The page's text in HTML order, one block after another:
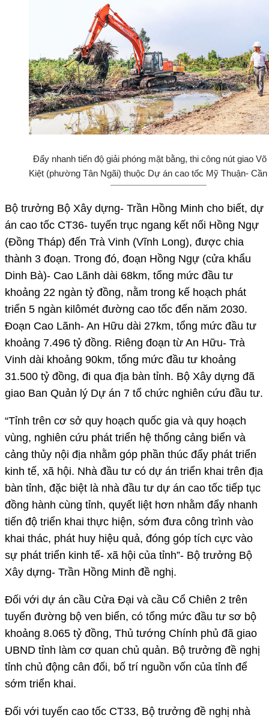
Đẩy nhanh tiến độ giải phóng mặt bằng, thi công nút giao Võ
Kiệt (phường Tân Ngãi) thuộc Dự án cao tốc Mỹ Thuận-
Bộ trưởng Bộ Xây dựng- Trần Hồng Minh cho biết, dự
án cao tốc CT36- tuyến trục ngang kết nối Hồng Ngự
(Đồng Tháp) đến Trà Vinh (Vĩnh Long), được chia
thành 3 đoạn. Trong đó, đoạn Hồng Ngự (cửa khẩu
Dinh Bà)- Cao Lãnh dài 68km, tổng mức đầu tư
khoảng 22 ngàn tỷ đồng, nằm trong kế hoạch phát
triển 5 ngàn kilômét đường cao tốc đến năm 2030.
Đoạn Cao Lãnh- An Hữu dài 27km, tổng mức đầu tư
khoảng 7.496 tỷ đồng. Riêng đoạn từ An Hữu- Trà
Vinh dài khoảng 90km, tổng mức đầu tư khoảng
31.500 tỷ đồng, đi qua địa bàn tỉnh. Bộ Xây dựng đã
giao Ban Quản lý Dự án 7 tổ chức nghiên cứu đầu tư.
“Tỉnh trên cơ sở quy hoạch quốc gia và quy hoạch
vùng, nghiên cứu phát triển hệ thống cảng biển và
cảng thủy nội địa nhằm góp phần thúc đẩy phát triển
kinh tế, xã hội. Nhà đầu tư có dự án triển khai trên địa
bàn tỉnh, đặc biệt là nhà đầu tư dự án cao tốc tiếp tục
đồng hành cùng tỉnh, quyết liệt hơn nhằm đẩy nhanh
tiến độ triển khai thực hiện, sớm đưa công trình vào
khai thác, phát huy hiệu quả, đóng góp tích cực vào
sự phát triển kinh tế- xã hội của tỉnh”- Bộ trưởng Bộ
Xây dựng- Trần Hồng Minh đề nghị.
Đối với dự án cầu Cửa Đại và cầu Cổ Chiên 2 trên
tuyến đường bộ ven biển, có tổng mức đầu tư sơ bộ
khoảng 8.065 tỷ đồng, Thủ tướng Chính phủ đã giao
UBND tỉnh làm cơ quan chủ quản. Bộ trưởng đề nghị
tỉnh chủ động cân đối, bố trí nguồn vốn của tỉnh để
sớm triển khai.
Đối với tuyến cao tốc CT33, Bộ trưởng đề nghị nhà